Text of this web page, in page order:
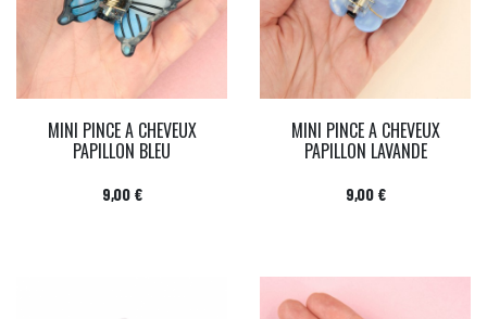
MINI PINCE A CHEVEUX
PAPILLON BLEU
Prix
9,00 €
MINI PINCE A CHEVEUX
PAPILLON LAVANDE
Prix
9,00 €